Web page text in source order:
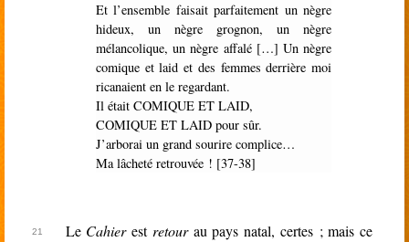
Et l’ensemble faisait parfaitement un nègre
hideux, un nègre grognon, un nègre
mélancolique, un nègre affalé […] Un nègre
comique et laid et des femmes derrière moi
ricanaient en le regardant.
Il était COMIQUE ET LAID,
COMIQUE ET LAID pour sûr.
J’arborai un grand sourire complice…
Ma lâcheté retrouvée ! [37-38]
Le Cahierest retour au pays natal, certes ; mais ce